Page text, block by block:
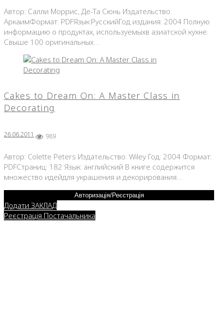
Автор: Салли Моррис, Де-Та Сюнь Издательство:
АркаимФормат: PDFЯзык:РусскийГод издания: 2004 Полную
информацию о продуктах, используемыхв азиатской кухне.
Свыше 100 оригинальных…
Cakes to Dream On: A Master Class in
Decorating
26.06.2011 989
Автор: Colette Peters Издательство: Wiley Год: 2004 Формат:
PDFСтраниц: 182 Язык: английский В книге содержится
множество идейдля украшения и декорирования…
Авторизація/Реєстрація
Додати ЗАКЛАД
Реєстрація Постачальника